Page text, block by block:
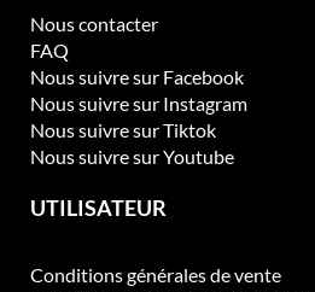
Nous contacter
FAQ
Nous suivre sur Facebook
Nous suivre sur Instagram
Nous suivre sur Tiktok
Nous suivre sur Youtube
UTILISATEUR
Conditions générales de vente